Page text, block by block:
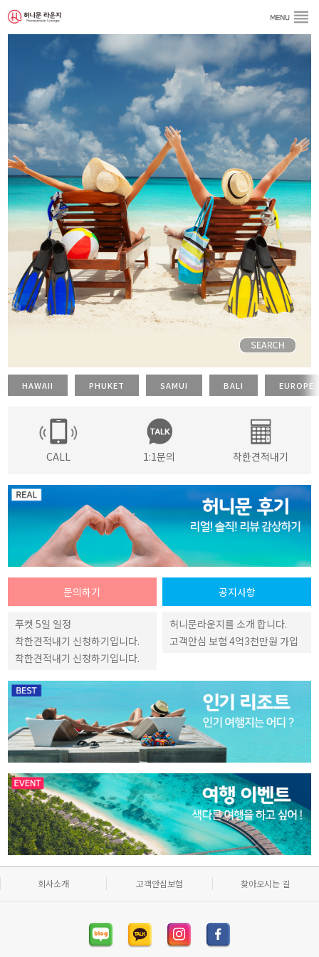
HAWAII PHUKET SAMUI BALI EUROPE
CALL 1:1문의 착한견적내기
문의하기 공지사항
푸켓 5일 일정
착한견적내기 신청하기입니다.
착한견적내기 신청하기입니다.
허니문라운지를 소개 합니다.
고객안심 보험 4억3천만원 가입
회사소개 고객안심보험 찾아오시는 길